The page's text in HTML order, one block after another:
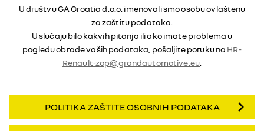
U društvu GA Croatia d.o.o. imenovali smo osobu ovlaštenu
za zaštitu podataka.
U slučaju bilo kakvih pitanja ili ako imate problema u
pogledu obrade vaših podataka, pošaljite poruku na HR-
Renault-zop@grandautomotive.eu
POLITIKA ZAŠTITE OSOBNIH PODATAKA